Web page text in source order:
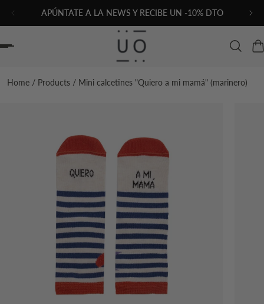
CONTENIDOAPÚNTATE A LA NEWS Y RECIBE UN -10% DTO
Home / Products / Mini calcetines "Quiero a mi mamá" (marinero)